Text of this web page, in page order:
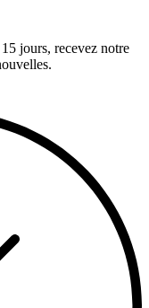
jours, recevez notre